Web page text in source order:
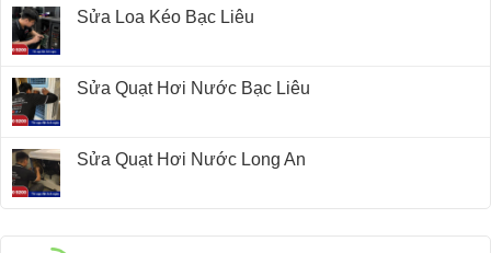
Sửa Loa Kéo Bạc Liêu
Sửa Quạt Hơi Nước Bạc Liêu
Sửa Quạt Hơi Nước Long An